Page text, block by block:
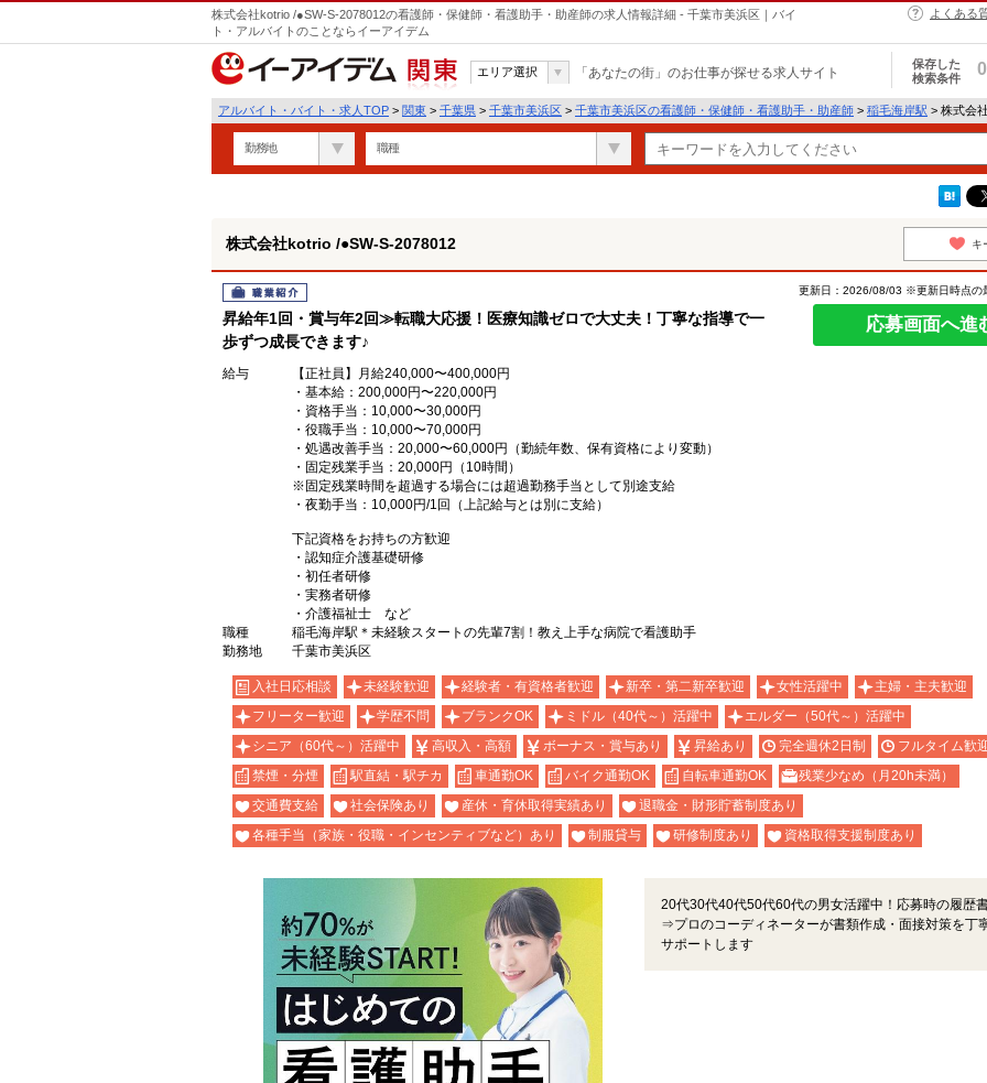
株式会社kotrio /●SW-S-2078012の看護師・保健師・看護助手・助産師の求人情報詳細 - 千葉市美浜区｜バイ
ト・アルバイトのことならイーアイデム
よくある
関東
エリア選択 「あなたの街」のお仕事が探せる求人サイト
保存した
検索条件
0
アルバイト・バイト・求人TOP > 関東 > 千葉県 > 千葉市美浜区 > 千葉市美浜区の看護師・保健師・看護助手・助産師 > 稲毛海岸駅 > 株式会
勤務地 職種
株式会社kotrio /●SW-S-2078012 キ
職業紹介
昇給年1回・賞与年2回≫転職大応援！医療知識ゼロで大丈夫！丁寧な指導で一
歩ずつ成長できます♪
更新日：2026/08/03 ※更新日時点の
応募画面へ進
給与
【正社員】月給240,000〜400,000円
・基本給：200,000円〜220,000円
・資格手当：10,000〜30,000円
・役職手当：10,000〜70,000円
・処遇改善手当：20,000〜60,000円（勤続年数、保有資格により変動）
・固定残業手当：20,000円（10時間）
※固定残業時間を超過する場合には超過勤務手当として別途支給
・夜勤手当：10,000円/1回（上記給与とは別に支給）
下記資格をお持ちの方歓迎
・認知症介護基礎研修
・初任者研修
・実務者研修
・介護福祉士 など
職種
稲毛海岸駅＊未経験スタートの先輩7割！教え上手な病院で看護助手
勤務地
千葉市美浜区
入社日応相談 未経験歓迎 経験者・有資格者歓迎 新卒・第二新卒歓迎 女性活躍中
主婦・主夫歓迎
フリーター歓迎
学歴不問 ブランクOK ミドル（40代～）活躍中
エルダー（50代～）活躍中
シニア（60代～）活躍中
高収入・高額 ボーナス・賞与あり 昇給あり 完全週休2日制
フルタイム歓
禁煙・分煙
駅直結・駅チカ 車通勤OK バイク通勤OK 自転車通勤OK
残業少なめ（月20h未満）
交通費支給
社会保険あり 産休・育休取得実績あり
退職金・財形貯蓄制度あり
各種手当（家族・役職・インセンティブなど）あり
制服貸与 研修制度あり 資格取得支援制度あり
20代30代40代50代60代の男女活躍中！応募時の履歴
⇒プロのコーディネーターが書類作成・面接対策を丁
サポートします